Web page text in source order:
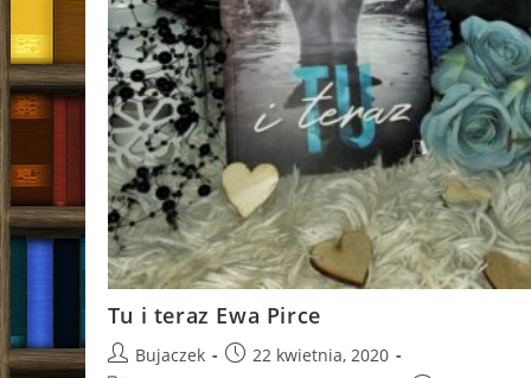
Tu i teraz Ewa Pirce
PostBujaczek
Post22 kwietnia, 2020